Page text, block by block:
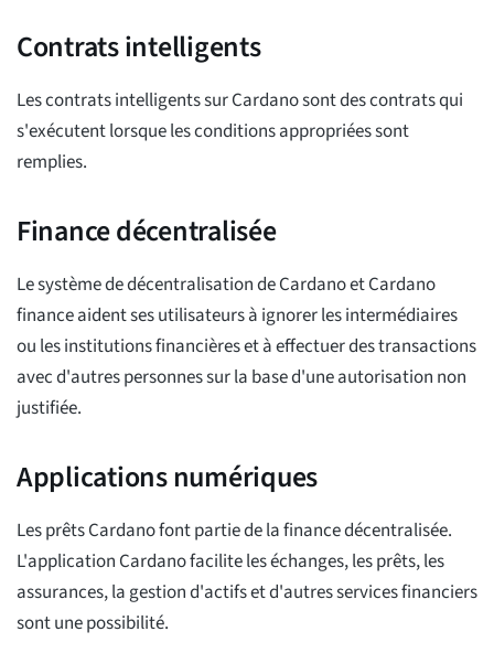
Contrats intelligents
Les contrats intelligents sur Cardano sont des contrats qui
s'exécutent lorsque les conditions appropriées sont
remplies.
Finance décentralisée
Le système de décentralisation de Cardano et Cardano
finance aident ses utilisateurs à ignorer les intermédiaires
ou les institutions financières et à effectuer des transactions
avec d'autres personnes sur la base d'une autorisation non
justifiée.
Applications numériques
Les prêts Cardano font partie de la finance décentralisée.
L'application Cardano facilite les échanges, les prêts, les
assurances, la gestion d'actifs et d'autres services financiers
sont une possibilité.